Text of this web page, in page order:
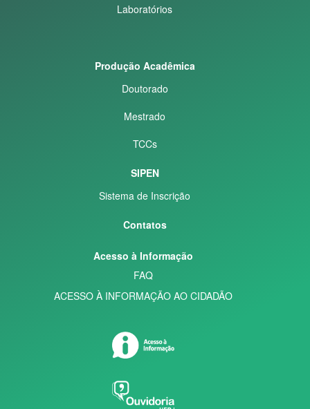
Laboratórios
Produção Acadêmica
Doutorado
Mestrado
TCCs
SIPEN
Sistema de Inscrição
Contatos
Acesso à Informação
FAQ
ACESSO À INFORMAÇÃO AO CIDADÃO